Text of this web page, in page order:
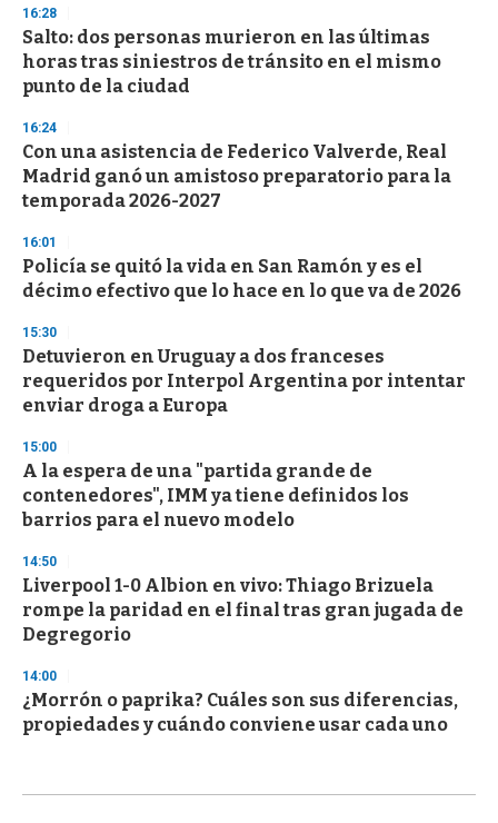
s
e
c
o
n
d
16:28
Salto: dos personas murieron en las últimas
horas tras siniestros de tránsito en el mismo
punto de la ciudad
16:24
Con una asistencia de Federico Valverde, Real
Madrid ganó un amistoso preparatorio para la
temporada 2026-2027
16:01
Policía se quitó la vida en San Ramón y es el
décimo efectivo que lo hace en lo que va de 2026
15:30
Detuvieron en Uruguay a dos franceses
requeridos por Interpol Argentina por intentar
enviar droga a Europa
15:00
A la espera de una "partida grande de
contenedores", IMM ya tiene definidos los
barrios para el nuevo modelo
14:50
Liverpool 1-0 Albion en vivo: Thiago Brizuela
rompe la paridad en el final tras gran jugada de
Degregorio
14:00
¿Morrón o paprika? Cuáles son sus diferencias,
propiedades y cuándo conviene usar cada uno